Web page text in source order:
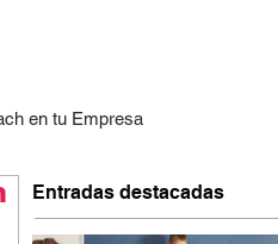
en tu Empresa
Entradas destacadas